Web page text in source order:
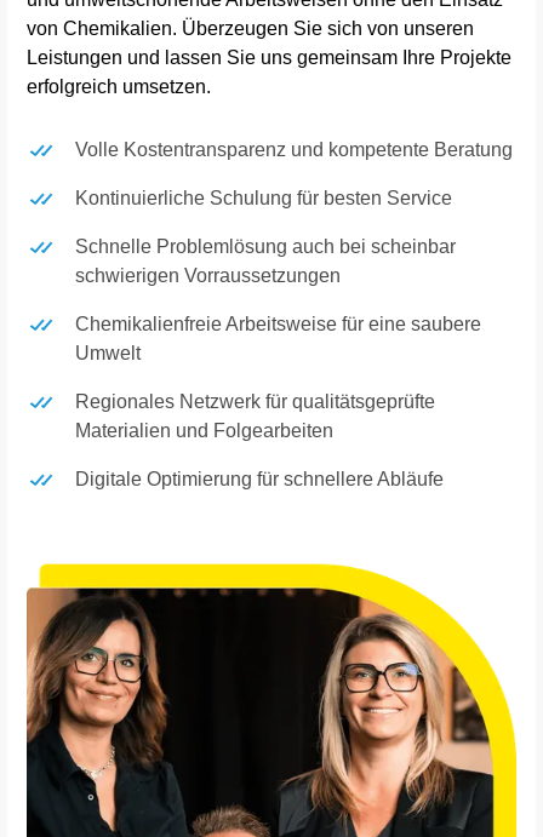
von Chemikalien. Überzeugen Sie sich von unseren
Leistungen und lassen Sie uns gemeinsam Ihre Projekte
erfolgreich umsetzen.
Volle Kostentransparenz und kompetente Beratung
Kontinuierliche Schulung für besten Service
Schnelle Problemlösung auch bei scheinbar
schwierigen Vorraussetzungen
Chemikalienfreie Arbeitsweise für eine saubere
Umwelt
Regionales Netzwerk für qualitätsgeprüfte
Materialien und Folgearbeiten
Digitale Optimierung für schnellere Abläufe